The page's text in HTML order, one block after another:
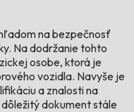
na bezpečnosť
Na dodržanie tohto
osobe, ktorá je
vozidla. Navyše je
a znalosti na
dokument stále